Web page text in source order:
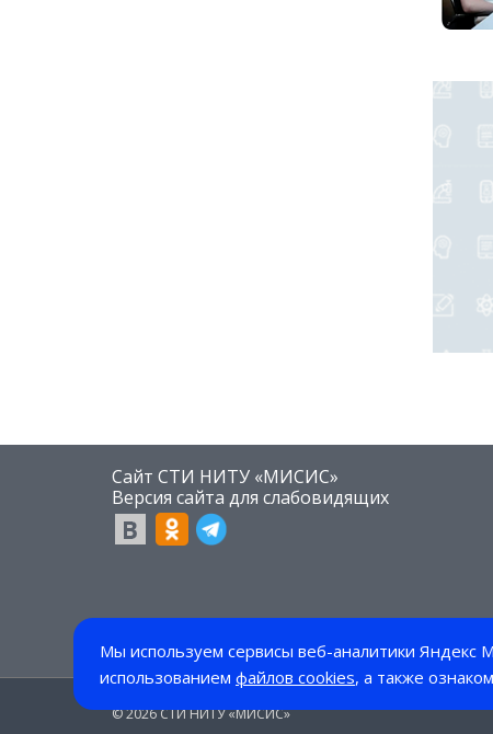
Мы используем сервисы веб-аналитики Яндекс
использованиемфайлов cookies, а также
Сайт СТИ НИТУ «МИСИС»
​Версия сайта для слабовидящих
© 2026 СТИ НИТУ «МИСИС»